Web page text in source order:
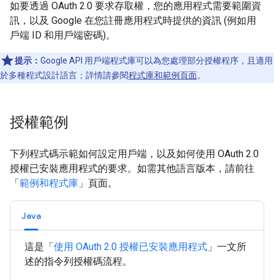
如要透過 OAuth 2.0 要求存取權，您的應用程式需要範圍資
訊，以及 Google 在您註冊應用程式時提供的資訊 (例如用
戶端 ID 和用戶端密碼)。
提示： Google API 用戶端程式庫可以為您處理部分授權程序，且適用
於多種程式設計語言；詳情請參閱程式庫和範例頁面。
授權範例
下列程式碼示範如何設定用戶端，以及如何使用 OAuth 2.0
授權已安裝應用程式的要求。如需其他語言版本，請前往
「範例和程式庫 」頁面。
Java
這是「使用 OAuth 2.0 授權已安裝應用程式 」一文所
述的指令列授權碼流程。